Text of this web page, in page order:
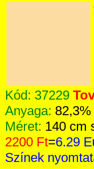
Kód: 37229
Anyaga:
Méret: 140 cm
2200 Ft=6.29
Színek